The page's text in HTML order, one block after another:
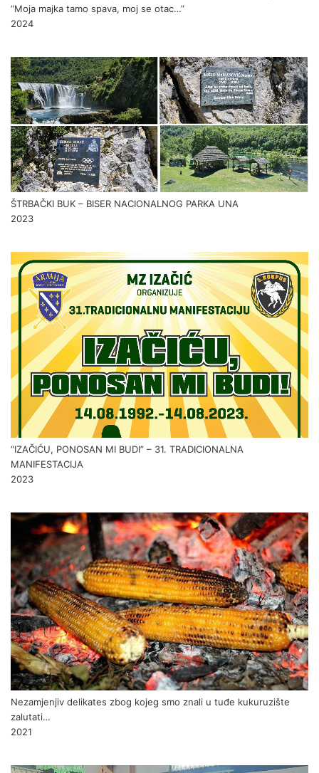
“Moja majka tamo spava, moj se otac…”
2024
ŠTRBAČKI BUK – BISER NACIONALNOG PARKA UNA
2023
“IZAČIĆU, PONOSAN MI BUDI” – 31. TRADICIONALNA
MANIFESTACIJA
2023
Nezamjenjiv delikates zbog kojeg smo znali u tuđe kukuruzište
zalutati…
2021